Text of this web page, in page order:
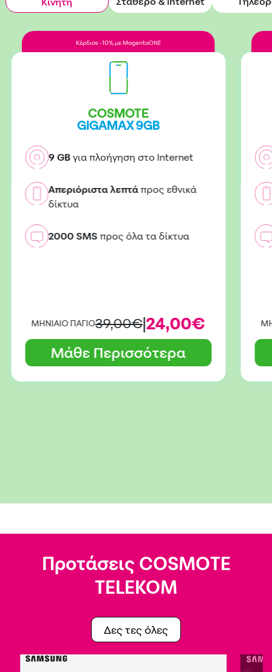
Κέρδισε -10% με MagentaONE
COSMOTE
GIGAMAX 9GB
9 GB για πλοήγηση στο Internet
Απεριόριστα λεπτά προς εθνικά
δίκτυα
2000 SMS προς όλα τα δίκτυα
ΜΗΝΙΑΙΟ ΠΑΓΙΟ39,00€|24,00€
Μάθε Περισσότερα
Προτάσεις COSMOTE
TELEKOM
Δες τες όλες